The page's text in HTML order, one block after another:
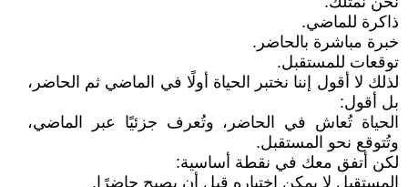
ذاكرة للماضي.
خبرة مباشرة بالحاضر.
توقعات للمستقبل.
لذلك لا أقول إننا نختبر الحياة أولًا في الماضي ثم الحاضر،
بل أقول:
الحياة تُعاش في الحاضر، وتُعرف جزئيًا عبر الماضي،
وتُتوقع نحو المستقبل.
لكن أتفق معك في نقطة أساسية:
المستقبل لا يمكن اختباره قبل أن يصبح حاضرًا.